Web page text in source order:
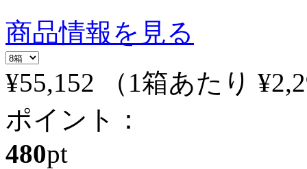
商品情報を見る
¥55,152
（1箱あたり
ポイント：
480pt